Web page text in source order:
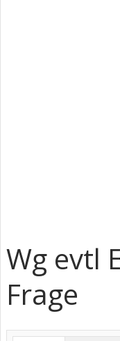
Wg evtl
Frage